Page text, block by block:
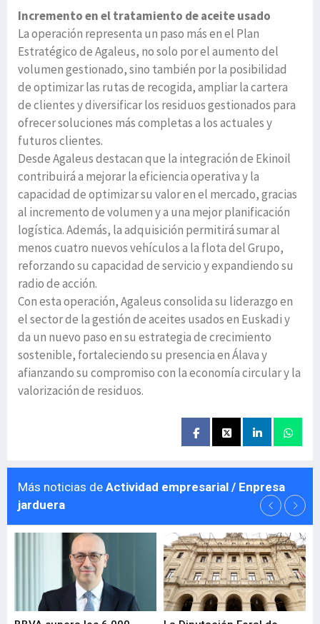
Incremento en el tratamiento de aceite usado
La operación representa un paso más en el Plan
Estratégico de Agaleus, no solo por el aumento del
volumen gestionado, sino también por la posibilidad
de optimizar las rutas de recogida, ampliar la cartera
de clientes y diversificar los residuos gestionados para
ofrecer soluciones más completas a los actuales y
futuros clientes.
Desde Agaleus destacan que la integración de Ekinoil
contribuirá a mejorar la eficiencia operativa y la
capacidad de optimizar su valor en el mercado, gracias
al incremento de volumen y a una mejor planificación
logística. Además, la adquisición permitirá sumar al
menos cuatro nuevos vehículos a la flota del Grupo,
reforzando su capacidad de servicio y expandiendo su
radio de acción.
Con esta operación, Agaleus consolida su liderazgo en
el sector de la gestión de aceites usados en Euskadi y
da un nuevo paso en su estrategia de crecimiento
sostenible, fortaleciendo su presencia en Álava y
afianzando su compromiso con la economía circular y la
valorización de residuos.
Más noticias de Actividad empresarial / Enpresa
jarduera